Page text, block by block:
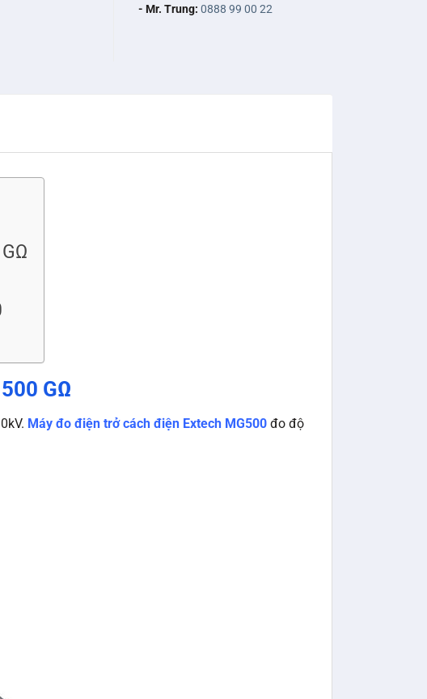
- Mr. Trung: 0888 99 00 22
GΩ
Máy đo điện trở cách điện Extech MG500 đo độ